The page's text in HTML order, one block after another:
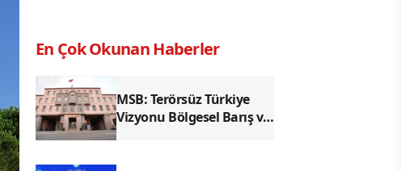
En Çok Okunan Haberler
MSB: Terörsüz Türkiye
Vizyonu Bölgesel Barış ve